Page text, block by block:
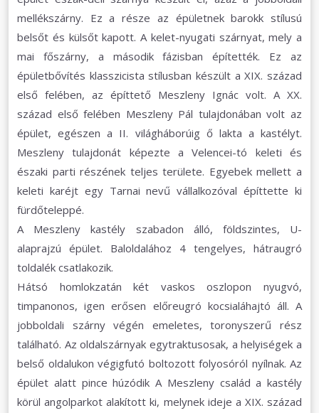
mellékszárny. Ez a része az épületnek barokk stílusú
belsőt és külsőt kapott. A kelet-nyugati szárnyat, mely a
mai főszárny, a második fázisban építették. Ez az
épületbővítés klasszicista stílusban készült a XIX. század
első felében, az építtető Meszleny Ignác volt. A XX.
század első felében Meszleny Pál tulajdonában volt az
épület, egészen a II. világháborúig ő lakta a kastélyt.
Meszleny tulajdonát képezte a Velencei-tó keleti és
északi parti részének teljes területe. Egyebek mellett a
keleti karéjt egy Tarnai nevű vállalkozóval építtette ki
fürdőteleppé.
A Meszleny kastély szabadon álló, földszintes, U-
alaprajzú épület. Baloldalához 4 tengelyes, hátraugró
toldalék csatlakozik.
Hátsó homlokzatán két vaskos oszlopon nyugvó,
timpanonos, igen erősen előreugró kocsialáhajtó áll. A
jobboldali szárny végén emeletes, toronyszerű rész
található. Az oldalszárnyak egytraktusosak, a helyiségek a
belső oldalukon végigfutó boltozott folyosóról nyílnak. Az
épület alatt pince húzódik A Meszleny család a kastély
körül angolparkot alakított ki, melynek ideje a XIX. század